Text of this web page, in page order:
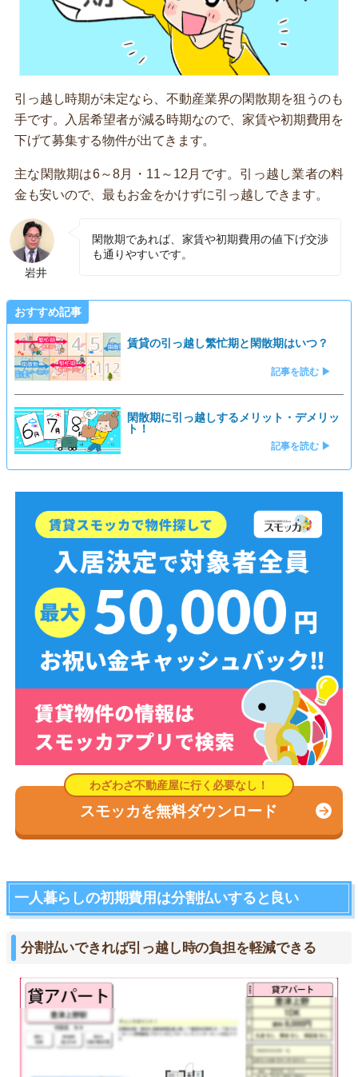
引っ越し時期が未定なら、不動産業界の閑散期を狙うのも
手です。入居希望者が減る時期なので、家賃や初期費用を
下げて募集する物件が出てきます。
主な閑散期は6～8月・11～12月です。引っ越し業者の料
金も安いので、最もお金をかけずに引っ越しできます。
岩井
閑散期であれば、家賃や初期費用の値下げ交渉
も通りやすいです。
おすすめ記事
賃貸の引っ越し繁忙期と閑散期はいつ？
記事を読む ▶
閑散期に引っ越しするメリット・デメリッ
ト！
記事を読む ▶
スモッカを無料ダウンロード
一人暮らしの初期費用は分割払いすると良い
分割払いできれば引っ越し時の負担を軽減できる